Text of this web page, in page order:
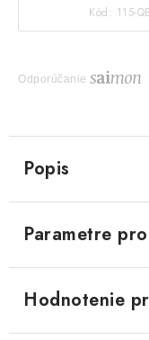
Kód: 115-
Odporúčanie
Popis
Parametre
Hodnotenie